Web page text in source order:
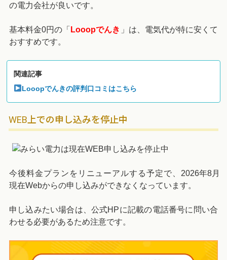
の電力会社が良いです。
基本料金0円の「 Looopでんき 」は、電気代が特に安くて
おすすめです。
関連記事
Looopでんきの評判口コミはこちら
WEB上での申し込みを停止中
今後料金プランをリニューアルする予定で、 2026年8月
現在Webからの申し込みができなくなっています。
申し込みたい場合は、公式HPに記載の電話番号に問い合
わせる必要があるため注意です。